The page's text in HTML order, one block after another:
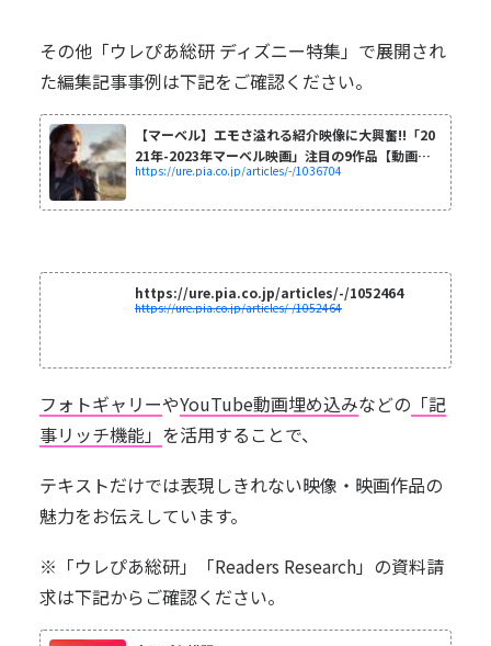
その他「ウレぴあ総研 ディズニー特集」で展開され
た編集記事事例は下記をご確認ください。
【マーベル】エモさ溢れる紹介映像に大興奮!!「20
21年-2023年マーベル映画」注目の9作品【動画あ
り】 - ディズニー特集 -ウレ...
https://ure.pia.co.jp/articles/-/1036704
https://ure.pia.co.jp/articles/-/1052464
https://ure.pia.co.jp/articles/-/1052464
フォトギャリーやYouTube動画埋め込みなどの 「記
事リッチ機能」 を活用することで、
テキストだけでは表現しきれない映像・映画作品の
魅力をお伝えしています。
※「ウレぴあ総研」「Readers Research」の資料請
求は下記からご確認ください。